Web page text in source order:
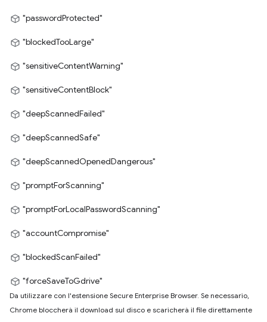
"passwordProtected"
"blockedTooLarge"
"sensitiveContentWarning"
"sensitiveContentBlock"
"deepScannedFailed"
"deepScannedSafe"
"deepScannedOpenedDangerous"
"promptForScanning"
"promptForLocalPasswordScanning"
"accountCompromise"
"blockedScanFailed"
"forceSaveToGdrive"
Da utilizzare con l'estensione Secure Enterprise Browser. Se necessario,
Chrome bloccherà il download sul disco e scaricherà il file direttamente